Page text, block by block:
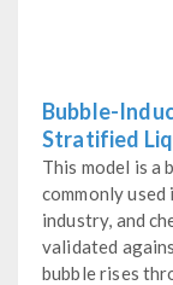
Bubble-
Stratified
This model is a
commonly
industry, and
validated
bubble rises